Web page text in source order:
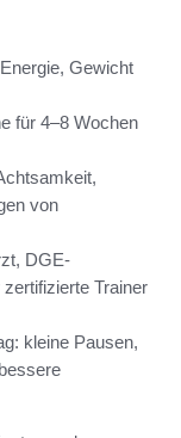
Gewicht
für 4–8 Wochen
von
DGE-
Trainer
kleine Pausen,